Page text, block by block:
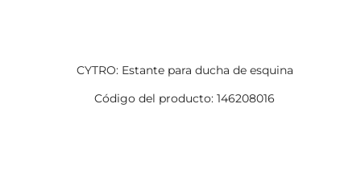
CYTRO: Estante para ducha de esquina
Código del producto: 146208016